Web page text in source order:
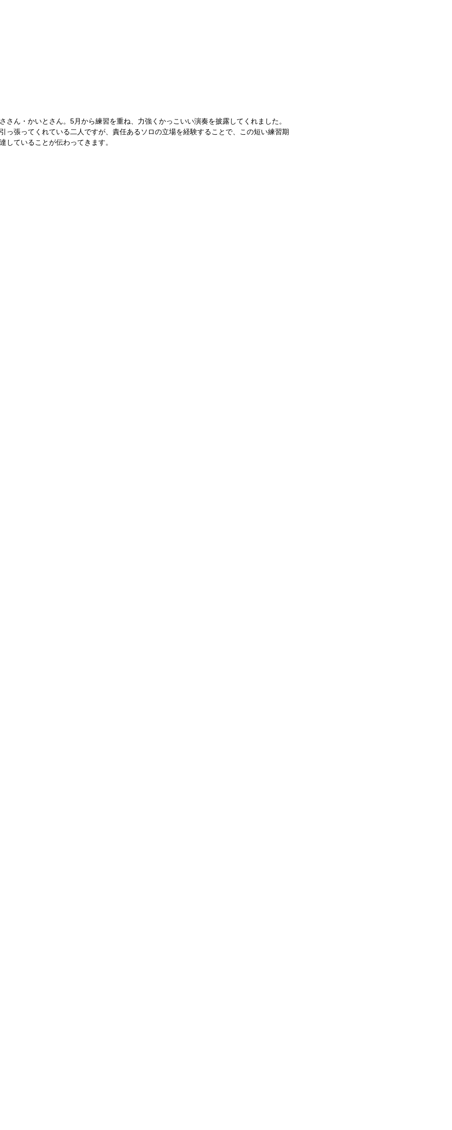
さん・かいとさん。5月から練習を重ね、力強くかっこいい演奏を披露してくれました。
っ張ってくれている二人ですが、責任あるソロの立場を経験することで、この短い練習期
していることが伝わってきます。